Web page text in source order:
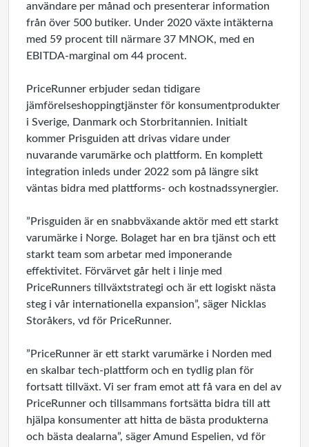
användare per månad och presenterar information
från över 500 butiker. Under 2020 växte intäkterna
med 59 procent till närmare 37 MNOK, med en
EBITDA-marginal om 44 procent.
PriceRunner erbjuder sedan tidigare
jämförelseshoppingtjänster för konsumentprodukter
i Sverige, Danmark och Storbritannien. Initialt
kommer Prisguiden att drivas vidare under
nuvarande varumärke och plattform. En komplett
integration inleds under 2022 som på längre sikt
väntas bidra med plattforms- och kostnadssynergier.
”Prisguiden är en snabbväxande aktör med ett starkt
varumärke i Norge. Bolaget har en bra tjänst och ett
starkt team som arbetar med imponerande
effektivitet. Förvärvet går helt i linje med
PriceRunners tillväxtstrategi och är ett logiskt nästa
steg i vår internationella expansion”, säger Nicklas
Storåkers, vd för PriceRunner.
”PriceRunner är ett starkt varumärke i Norden med
en skalbar tech-plattform och en tydlig plan för
fortsatt tillväxt. Vi ser fram emot att få vara en del av
PriceRunner och tillsammans fortsätta bidra till att
hjälpa konsumenter att hitta de bästa produkterna
och bästa dealarna”, säger Amund Espelien, vd för